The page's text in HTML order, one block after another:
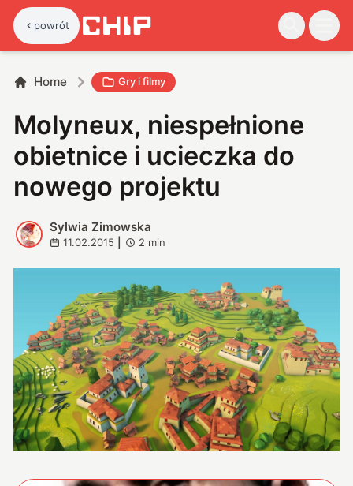
powrót
Home Gry i filmy
Molyneux, niespełnione
obietnice i ucieczka do
nowego projektu
S
Sylwia Zimowska
11.02.2015 2 min